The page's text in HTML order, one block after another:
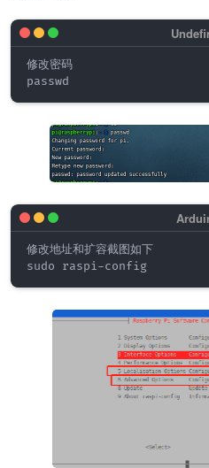
修改密码
修改地址和扩容截图如下